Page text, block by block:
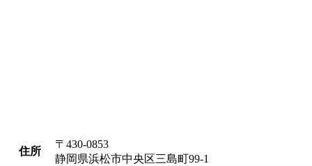
住所
〒430-0853
静岡県浜松市中央区三島町99-1